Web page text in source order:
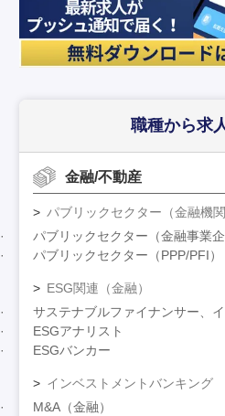
職種から求
金融/不動産
パブリックセクター（金融機関
パブリックセクター（金融事業企
パブリックセクター（PPP/PFI）
ESG関連（金融）
サステナブルファイナンサー、
ESGアナリスト
ESGバンカー
インベストメントバンキング
M&A（金融）